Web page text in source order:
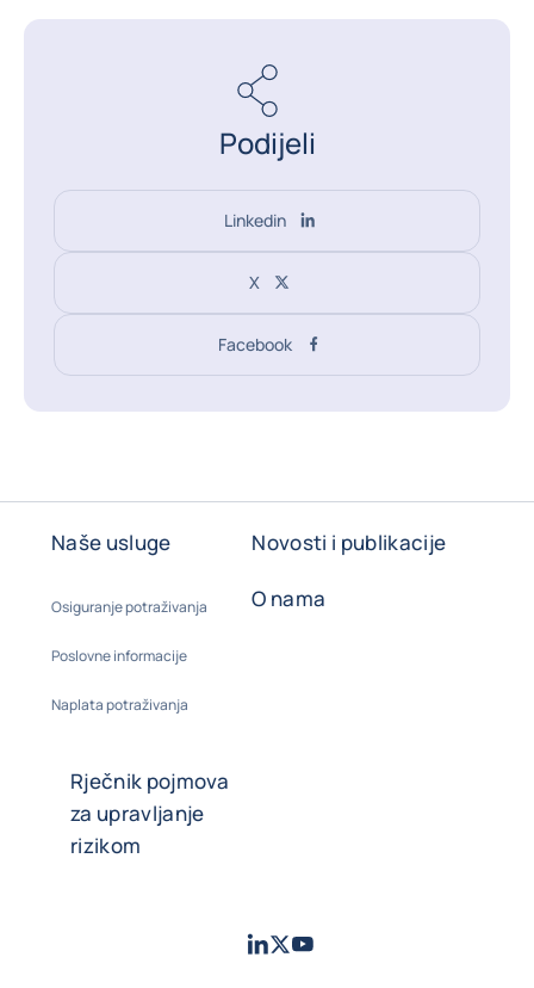
Podijeli
Linkedin
X
Facebook
Naše usluge
Osiguranje potraživanja
Poslovne informacije
Naplata potraživanja
Novosti i publikacije
O nama
Rječnik pojmova
za upravljanje
rizikom
LinkedIn
TwitterYoutube